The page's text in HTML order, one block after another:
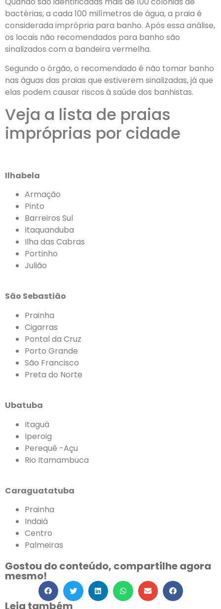
bactérias, a cada 100 milímetros de água, a praia é
considerada imprópria para banho. Após essa análise,
os locais não recomendados para banho são
sinalizados com a bandeira vermelha.
Segundo o órgão, o recomendado é não tomar banho
nas águas das praias que estiverem sinalizadas, já que
elas podem causar riscos à saúde dos banhistas.
Veja a lista de praias
impróprias por cidade
Ilhabela
Armação
Pinto
Barreiros Sul
Itaquanduba
Ilha das Cabras
Portinho
Julião
São Sebastião
Prainha
Cigarras
Pontal da Cruz
Porto Grande
São Francisco
Preta do Norte
Ubatuba
Itaguá
Iperoig
Perequê -Açu
Rio Itamambuca
Caraguatatuba
Prainha
Indaiá
Centro
Palmeiras
Gostou do conteúdo, compartilhe agora
mesmo!
Leia também